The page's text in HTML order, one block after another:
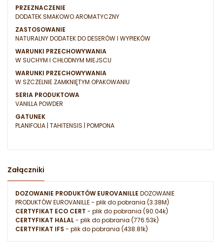
PRZEZNACZENIE
DODATEK SMAKOWO AROMATYCZNY
ZASTOSOWANIE
NATURALNY DODATEK DO DESERÓW I WYPIEKÓW
WARUNKI PRZECHOWYWANIA
W SUCHYM I CHŁODNYM MIEJSCU
WARUNKI PRZECHOWYWANIA
W SZCZELNIE ZAMKNIĘTYM OPAKOWANIU
SERIA PRODUKTOWA
VANILLA POWDER
GATUNEK
PLANIFOLIA | TAHITENSIS | POMPONA
Załączniki
DOZOWANIE PRODUKTÓW EUROVANILLE DOZOWANIE
PRODUKTÓW EUROVANILLE- plik do pobrania (3.38M)
CERTYFIKAT ECO CERT - plik do pobrania (90.04k)
CERTYFIKAT HALAL- plik do pobrania (776.53k)
CERTYFIKAT IFS - plik do pobrania (438.81k)